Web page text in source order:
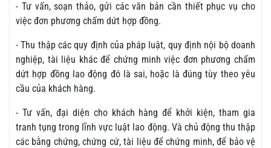
- Tư vấn, soạn thảo, gửi các văn bản cần thiết phục vụ cho
việc đơn phương chấm dứt hợp đồng.
- Thu thập các quy định của pháp luật, quy định nội bộ doanh
nghiệp, tài liệu khác để chứng minh việc đơn phương chấm
dứt hợp đồng lao động đó là sai, hoặc là đúng tùy theo yêu
cầu của khách hàng.
- Tư vấn, đại diện cho khách hàng để khởi kiện, tham gia
tranh tụng trong lĩnh vực luật lao động. Và chủ động thu thập
các bằng chứng, chứng cứ, tài liệu để chứng minh, để bảo vệ